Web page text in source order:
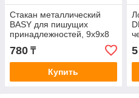
Стакан металлический
BASY для пишущих
принадлежностей, 9х9х8
см, круглый, черный
780 ₸
Купить